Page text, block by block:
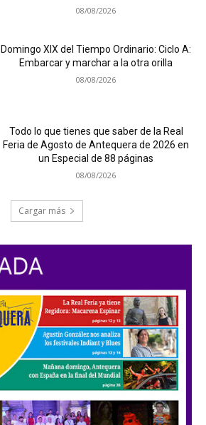
08/08/2026
Domingo XIX del Tiempo Ordinario: Ciclo A:
Embarcar y marchar a la otra orilla
08/08/2026
Todo lo que tienes que saber de la Real
Feria de Agosto de Antequera de 2026 en
un Especial de 88 páginas
08/08/2026
Cargar más